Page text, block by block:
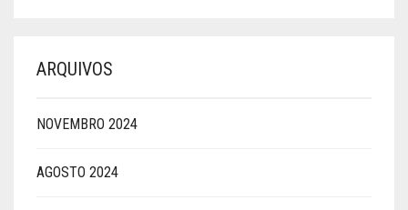
ARQUIVOS
NOVEMBRO 2024
AGOSTO 2024